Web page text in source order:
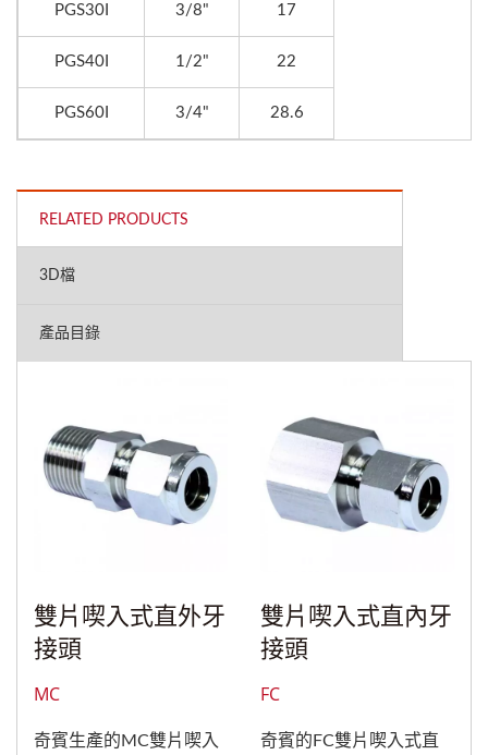
PGS30I 3/8" 17
PGS40I 1/2" 22
PGS60I 3/4" 28.6
RELATED PRODUCTS
3D檔
產品目錄
雙片喫入式直外牙
接頭
MC
奇賓生產的MC雙片喫入
雙片喫入式直內牙
接頭
FC
奇賓的FC雙片喫入式直